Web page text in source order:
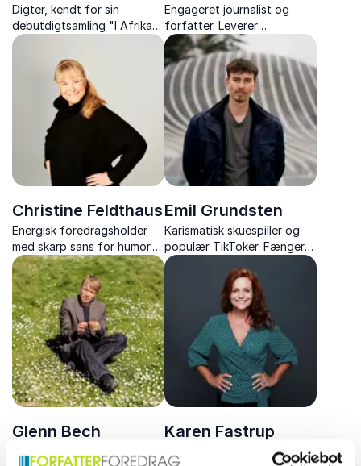
Digter, kendt for sin
debutdigtsamling "I Afrika
fødes der ikke drenge – kun
Engageret journalist og
forfatter. Leverer
tankevækkende foredrag,
der berører og inspirerer.
Dygtig til at formidle
komplekse emner med
klarhed.
Christine Feldthaus
Energisk foredragsholder
med skarp sans for humor.
Dykker ned i livsstil,
tendenser og bryder tabuer
med et smil.
Emil Grundsten
Karismatisk skuespiller og
populær TikToker. Fænger
sit publikum med kreativitet
og autenticitet på og uden
for scenen.
Glenn Bech Karen Fastrup
Anmelderrost forfatter